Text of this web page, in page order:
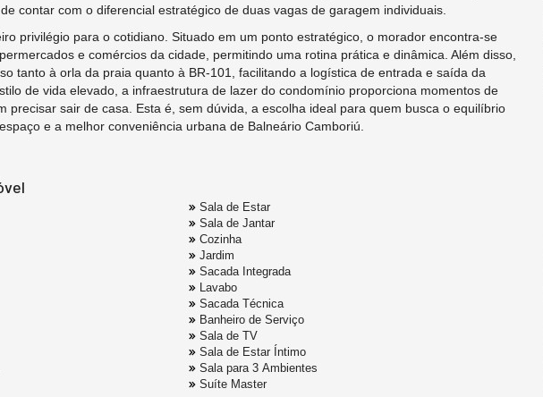
contar com o diferencial estratégico de duas vagas de garagem individuais.
privilégio para o cotidiano. Situado em um ponto estratégico, o morador encontra-se
e comércios da cidade, permitindo uma rotina prática e dinâmica. Além disso,
tanto à orla da praia quanto à BR-101, facilitando a logística de entrada e saída da
de vida elevado, a infraestrutura de lazer do condomínio proporciona momentos de
precisar sair de casa. Esta é, sem dúvida, a escolha ideal para quem busca o equilíbrio
e a melhor conveniência urbana de Balneário Camboriú.
Sala de Estar
Sala de Jantar
Cozinha
Jardim
Sacada Integrada
Lavabo
Sacada Técnica
Banheiro de Serviço
Sala de TV
Sala de Estar Íntimo
Sala para 3 Ambientes
Suíte Master